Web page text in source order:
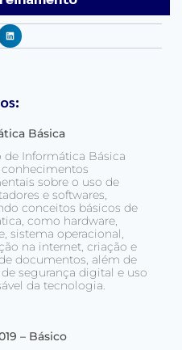
Básica
de Informática Básica
conhecimentos
sobre o uso de
e softwares,
conceitos básicos de
como hardware,
sistema operacional,
na internet, criação e
documentos, além de
segurança digital e uso
da tecnologia.
– Básico